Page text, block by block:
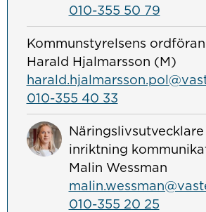
010-355 50 79
Kommunstyrelsens
Harald Hjalmarsson (M)
010-355 40 33
inriktning
Malin Wessman
010-355 20 25